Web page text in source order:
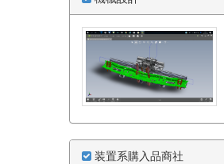
装置系購入品商社